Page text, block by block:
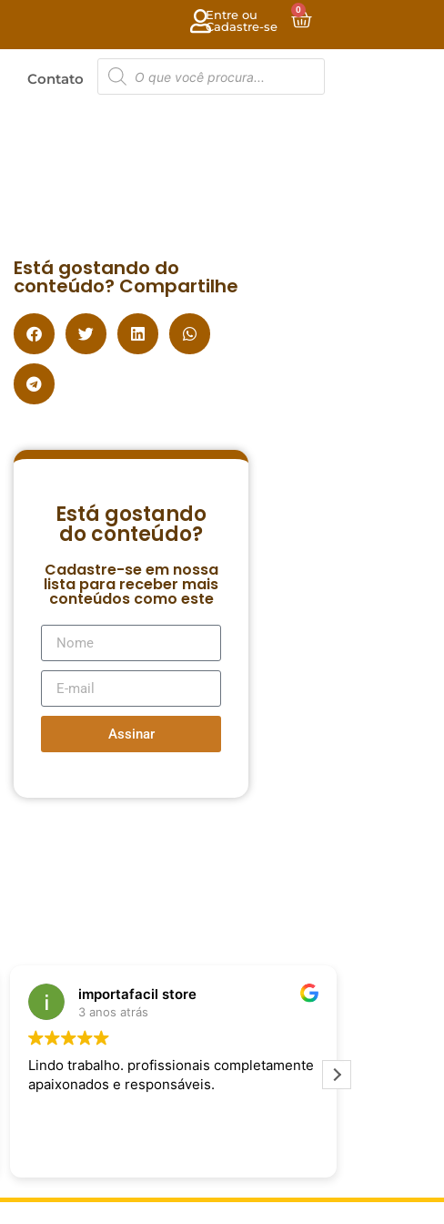
Entre ou
Cadastre-se
0
Contato
Está gostando do
conteúdo? Compartilhe
Está gostando
do conteúdo?
Cadastre-se em nossa
lista para receber mais
conteúdos como este
Assinar
importafacil store
3 anos atrás
Lindo trabalho. profissionais completamente
apaixonados e responsáveis.